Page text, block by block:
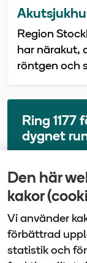
Den här
kakor
Vi använder
förbättrad
statistik och
Region
har närakut,
röntgen och
Ring
dygnet
Senast